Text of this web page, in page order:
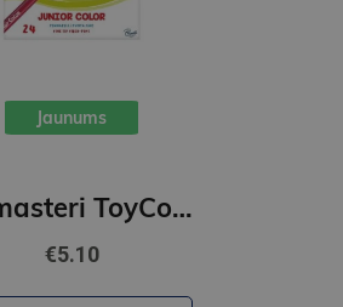
Jaunums
Flomasteri ToyColor 24 krāsu superwashable Junior, new
€5.10